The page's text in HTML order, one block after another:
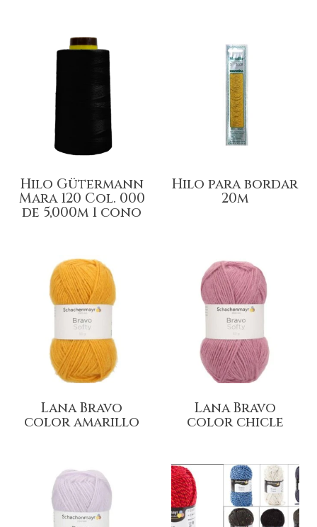
Hilo Gütermann
Mara 120 Col. 000
de 5,000m 1 cono
Hilo para bordar
20m
Lana Bravo
color amarillo
Lana Bravo
color chicle